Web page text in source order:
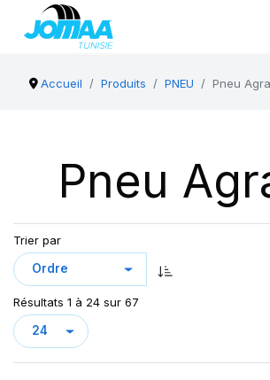
Accueil Produits PNEU Pneu
Pneu
Trier par
Résultats 1 à 24 sur 67